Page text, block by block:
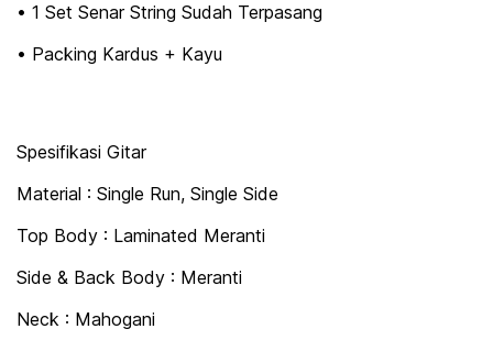
• 1 Set Senar String Sudah Terpasang
• Packing Kardus + Kayu
Spesifikasi Gitar
Material : Single Run, Single Side
Top Body : Laminated Meranti
Side & Back Body : Meranti
Neck : Mahogani